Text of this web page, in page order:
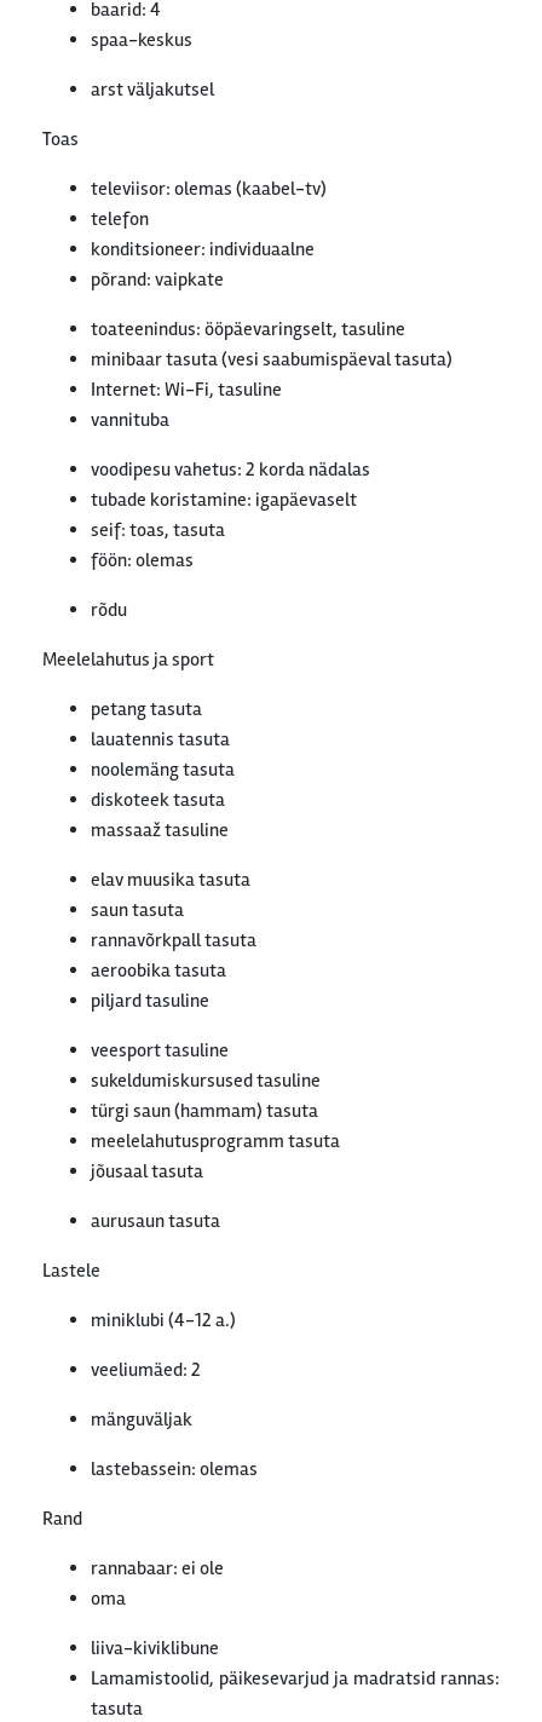
baarid: 4
spaa-keskus
arst väljakutsel
Toas
televiisor: olemas (kaabel-tv)
telefon
konditsioneer: individuaalne
põrand: vaipkate
toateenindus: ööpäevaringselt, tasuline
minibaar tasuta (vesi saabumispäeval tasuta)
Internet: Wi-Fi, tasuline
vannituba
voodipesu vahetus: 2 korda nädalas
tubade koristamine: igapäevaselt
seif: toas, tasuta
föön: olemas
rõdu
Meelelahutus ja sport
petang tasuta
lauatennis tasuta
noolemäng tasuta
diskoteek tasuta
massaaž tasuline
elav muusika tasuta
saun tasuta
rannavõrkpall tasuta
aeroobika tasuta
piljard tasuline
veesport tasuline
sukeldumiskursused tasuline
türgi saun (hammam) tasuta
meelelahutusprogramm tasuta
jõusaal tasuta
aurusaun tasuta
Lastele
miniklubi (4-12 a.)
veeliumäed: 2
mänguväljak
lastebassein: olemas
Rand
rannabaar: ei ole
oma
liiva-kiviklibune
Lamamistoolid, päikesevarjud ja madratsid rannas:
tasuta